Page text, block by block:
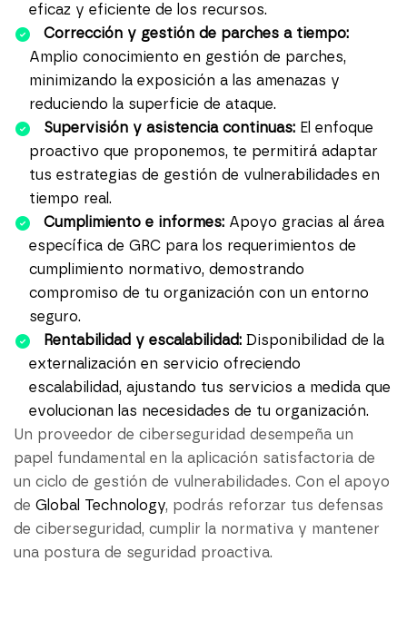
eficaz y eficiente de los recursos.
Corrección y gestión de parches a tiempo:
Amplio conocimiento en gestión de parches,
minimizando la exposición a las amenazas y
reduciendo la superficie de ataque.
Supervisión y asistencia continuas: El enfoque
proactivo que proponemos, te permitirá adaptar
tus estrategias de gestión de vulnerabilidades en
tiempo real.
Cumplimiento e informes: Apoyo gracias al área
específica de GRC para los requerimientos de
cumplimiento normativo, demostrando
compromiso de tu organización con un entorno
seguro.
Rentabilidad y escalabilidad: Disponibilidad de la
externalización en servicio ofreciendo
escalabilidad, ajustando tus servicios a medida que
evolucionan las necesidades de tu organización.
Un proveedor de ciberseguridad desempeña un
papel fundamental en la aplicación satisfactoria de
un ciclo de gestión de vulnerabilidades. Con el apoyo
de Global Technology, podrás reforzar tus defensas
de ciberseguridad, cumplir la normativa y mantener
una postura de seguridad proactiva.